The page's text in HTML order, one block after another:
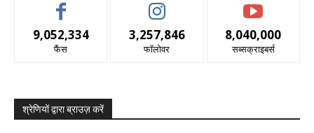
9,052,334
फैंस
3,257,846
फॉलोवर
8,040,000
सब्सक्राइबर्स
श्रेणियों द्वारा ब्राउज़ करें